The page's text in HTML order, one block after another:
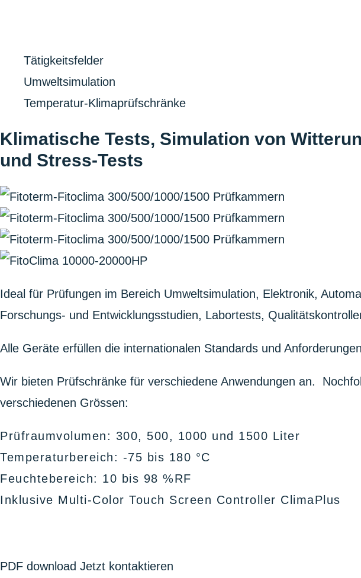
Home
Tätigkeitsfelder
Umweltsimulation
Temperatur-Klimaprüfschränke
Klimatische Tests, Simulation von
und Stress-Tests
Ideal für Prüfungen im Bereich Umweltsimulation, Elektronik,
Forschungs- und Entwicklungsstudien, Labortests,
Alle Geräte erfüllen die internationalen Standards und
Wir bieten Prüfschränke für verschiedene Anwendungen an.
verschiedenen Grössen:
Prüfraumvolumen: 300, 500, 1000 und 1500 Liter
Temperaturbereich: -75 bis 180 °C
Feuchtebereich: 10 bis 98 %RF
Inklusive Multi-Color Touch Screen Controller ClimaPlus
PDF download Jetzt kontaktieren